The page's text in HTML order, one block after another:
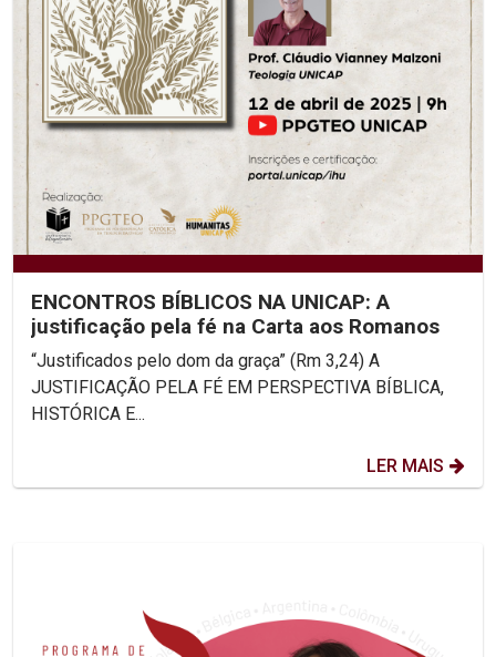
ENCONTROS BÍBLICOS NA UNICAP: A
justificação pela fé na Carta aos Romanos
“Justificados pelo dom da graça” (Rm 3,24) A
JUSTIFICAÇÃO PELA FÉ EM PERSPECTIVA BÍBLICA,
HISTÓRICA E...
LER MAIS